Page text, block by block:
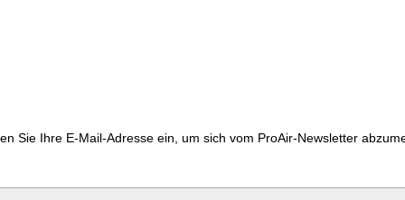
Sie Ihre E-Mail-Adresse ein, um sich vom ProAir-Newsletter